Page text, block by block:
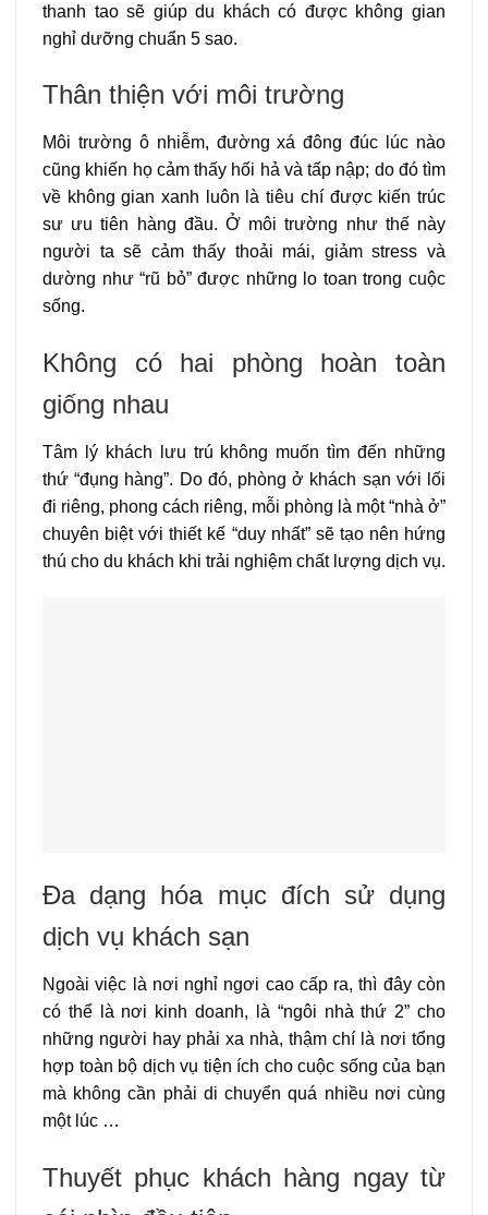
thanh tao sẽ giúp du khách có được không gian
nghỉ dưỡng chuẩn 5 sao.
Thân thiện với môi trường
Môi trường ô nhiễm, đường xá đông đúc lúc nào
cũng khiến họ cảm thấy hối hả và tấp nập; do đó tìm
về không gian xanh luôn là tiêu chí được kiến trúc
sư ưu tiên hàng đầu. Ở môi trường như thế này
người ta sẽ cảm thấy thoải mái, giảm stress và
dường như “rũ bỏ” được những lo toan trong cuộc
sống.
Không có hai phòng hoàn toàn
giống nhau
Tâm lý khách lưu trú không muốn tìm đến những
thứ “đụng hàng”. Do đó, phòng ở khách sạn với lối
đi riêng, phong cách riêng, mỗi phòng là một “nhà ở”
chuyên biệt với thiết kế “duy nhất” sẽ tạo nên hứng
thú cho du khách khi trải nghiệm chất lượng dịch vụ.
Đa dạng hóa mục đích sử dụng
dịch vụ khách sạn
Ngoài việc là nơi nghỉ ngơi cao cấp ra, thì đây còn
có thể là nơi kinh doanh, là “ngôi nhà thứ 2” cho
những người hay phải xa nhà, thậm chí là nơi tổng
hợp toàn bộ dịch vụ tiện ích cho cuộc sống của bạn
mà không cần phải di chuyển quá nhiều nơi cùng
một lúc …
Thuyết phục khách hàng ngay từ